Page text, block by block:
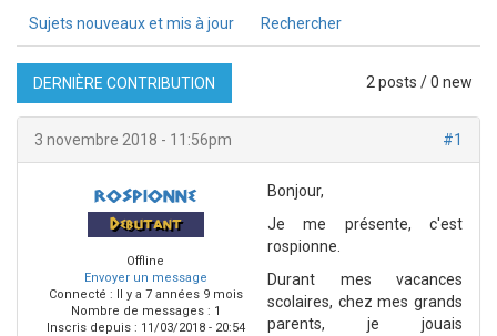
Sujets nouveaux et mis à jour Rechercher
2 posts / 0 new
DERNIÈRE CONTRIBUTION
#1
3 novembre 2018 - 11:56pm
rospionne
Debutant
Offline
Envoyer un message
Connecté : Il y a 7 années 9 mois
Nombre de messages : 1
Inscris depuis : 11/03/2018 - 20:54
Bonjour,
Je me présente, c'est
rospionne.
Durant mes vacances
scolaires, chez mes grands
parents, je jouais